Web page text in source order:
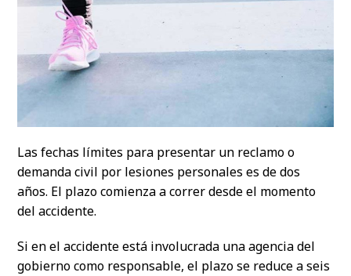
Las fechas límites para presentar un reclamo o
demanda civil por lesiones personales es de dos
años. El plazo comienza a correr desde el momento
del accidente.
Si en el accidente está involucrada una agencia del
gobierno como responsable, el plazo se reduce a seis